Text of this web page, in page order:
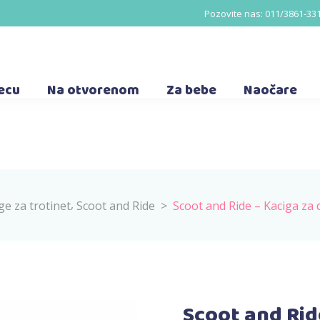
Pozovite nas: 011/3861-
Na otvorenom Za bebe Naočare
za trotinet, Scoot and Ride > Scoot and Ride – Kaciga za